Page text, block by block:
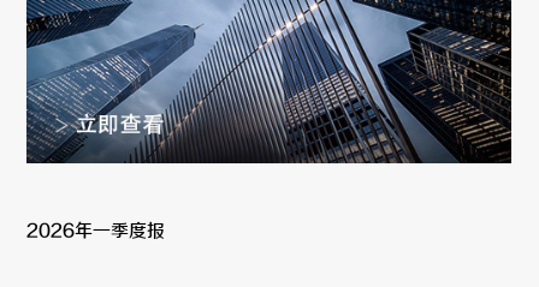
2026年一季度报